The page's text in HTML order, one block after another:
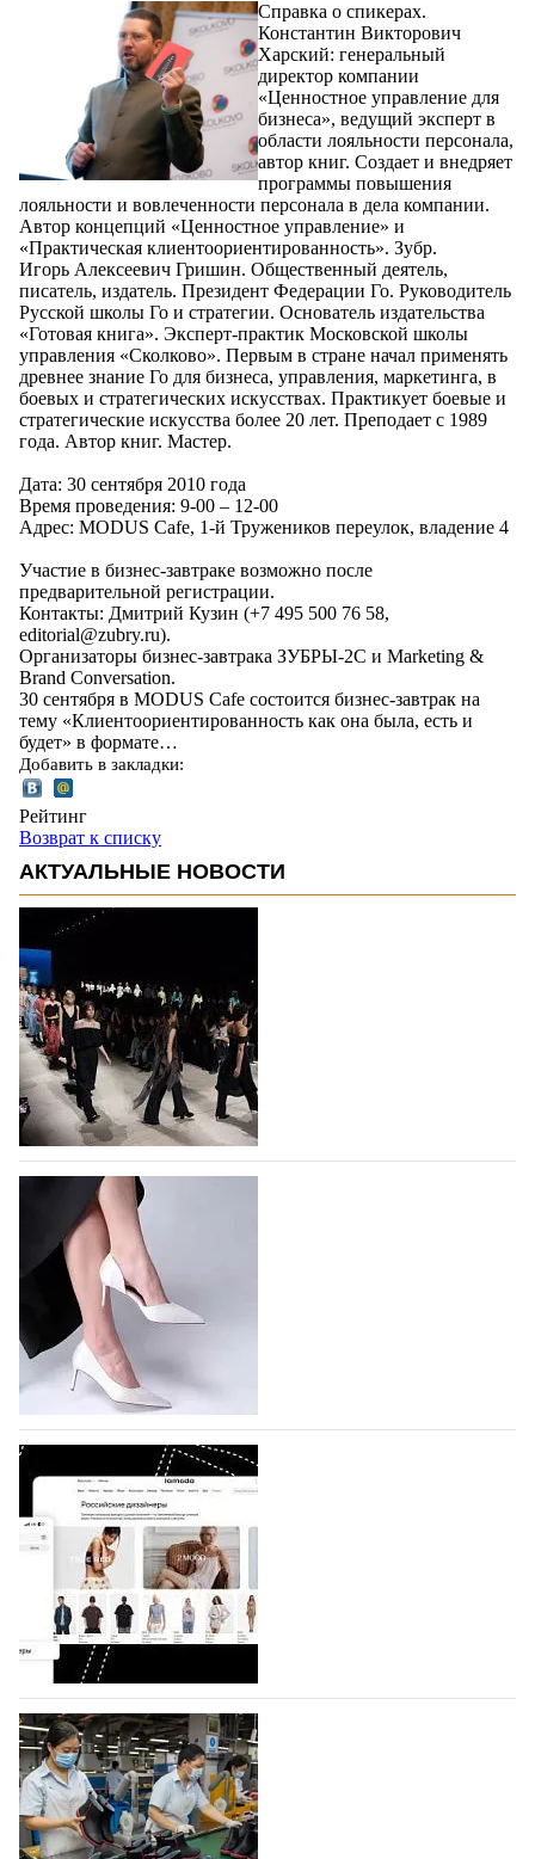
Справка о спикерах.
Константин Викторович
Харский: генеральный
директор компании
«Ценностное управление для
бизнеса», ведущий эксперт в
области лояльности персонала,
автор книг. Создает и внедряет
программы повышения
лояльности и вовлеченности персонала в дела компании.
Автор концепций «Ценностное управление» и
«Практическая клиентоориентированность». Зубр.
Игорь Алексеевич Гришин. Общественный деятель,
писатель, издатель. Президент Федерации Го. Руководитель
Русской школы Го и стратегии. Основатель издательства
«Готовая книга». Эксперт-практик Московской школы
управления «Сколково». Первым в стране начал применять
древнее знание Го для бизнеса, управления, маркетинга, в
боевых и стратегических искусствах. Практикует боевые и
стратегические искусства более 20 лет. Преподает с 1989
года. Автор книг. Мастер.
Дата: 30 сентября 2010 года
Время проведения: 9-00 – 12-00
Адрес: MODUS Cafe, 1-й Тружеников переулок, владение 4
Участие в бизнес-завтраке возможно после
предварительной регистрации.
Контакты: Дмитрий Кузин (+7 495 500 76 58,
editorial@zubry.ru).
Организаторы бизнес-завтрака ЗУБРЫ-2С и Marketing &
Brand Conversation.
30 сентября в MODUS Cafe состоится бизнес-завтрак на
тему «Клиентоориентированность как она была, есть и
будет» в формате…
Добавить в закладки:
Рейтинг
Возврат к списку
АКТУАЛЬНЫЕ НОВОСТИ
На участие в Московской неделе моды
подано 1047 заявок
На участие в седьмой Московской неделе моды,
которая пройдет в российской столице с 26 сентября
по 1 октября, уже подано 1047 заявок. Примерно
половину из них (494) прислали дизайнеры,
коллекции которых не были представлены в…
07.08.2026 543
BALLINA представит свои новинки на Euro
Shoes
Компания BALLINA Guangzhou Lihuang Footwear
Co., Ltd., основанная в 2011 году и расположенная в
Гуанчжоу, столице моды Китая, является
профессиональной обувной компанией,
объединяющей разработку, производство и…
07.08.2026 396
На платформе Lamoda - новый раздел и
условия продвижения локальных
дизайнерских марок
Российский маркетплейс Lamoda решил обновить